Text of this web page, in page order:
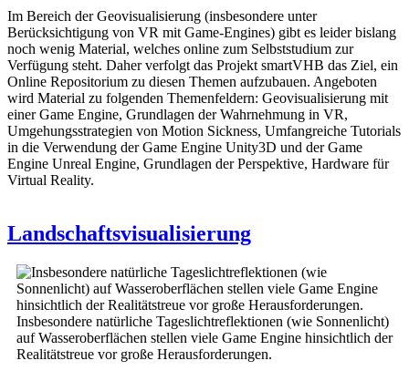
Im Bereich der Geovisualisierung (insbesondere unter
Berücksichtigung von VR mit Game-Engines) gibt es leider bislang
noch wenig Material, welches online zum Selbststudium zur
Verfügung steht. Daher verfolgt das Projekt smartVHB das Ziel, ein
Online Repositorium zu diesen Themen aufzubauen. Angeboten
wird Material zu folgenden Themenfeldern: Geovisualisierung mit
einer Game Engine, Grundlagen der Wahrnehmung in VR,
Umgehungsstrategien von Motion Sickness, Umfangreiche Tutorials
in die Verwendung der Game Engine Unity3D und der Game
Engine Unreal Engine, Grundlagen der Perspektive, Hardware für
Virtual Reality.
Landschaftsvisualisierung
Insbesondere natürliche Tageslichtreflektionen (wie Sonnenlicht)
auf Wasseroberflächen stellen viele Game Engine hinsichtlich der
Realitätstreue vor große Herausforderungen.